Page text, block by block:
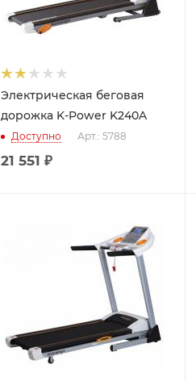
Электрическая беговая
дорожка K-Power K240A
Доступно Арт.: 5788
21 551 ₽